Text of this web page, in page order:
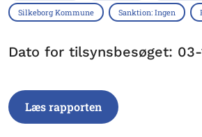
Silkeborg Kommune Sanktion: Ingen
Dato for tilsynsbesøget: 03-
Læs rapporten